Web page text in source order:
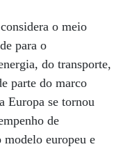
o meio
para o
do transporte,
parte do marco
Europa se tornou
de
modelo europeu e